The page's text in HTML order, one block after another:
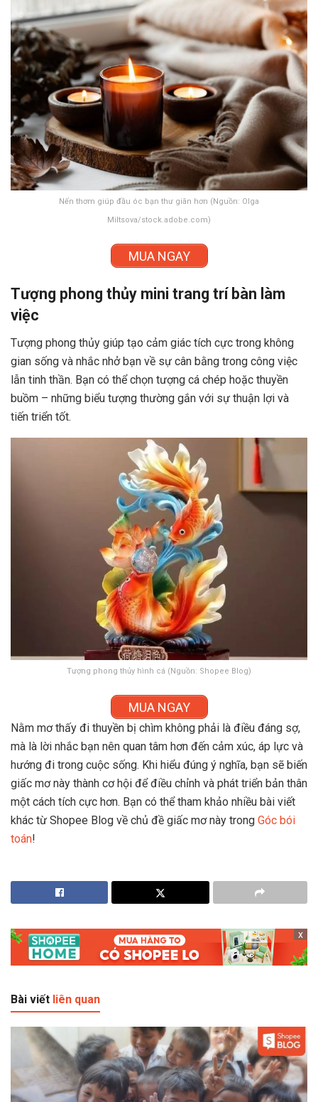
Nến thơm giúp đầu óc bạn thư giãn hơn (Nguồn: Olga
Miltsova/stock.adobe.com)
MUA NGAY
Tượng phong thủy mini trang trí bàn làm
việc
Tượng phong thủy giúp tạo cảm giác tích cực trong không
gian sống và nhắc nhở bạn về sự cân bằng trong công việc
lẫn tinh thần. Bạn có thể chọn tượng cá chép hoặc thuyền
buồm – những biểu tượng thường gắn với sự thuận lợi và
tiến triển tốt.
Tượng phong thủy hình cá (Nguồn: Shopee Blog)
MUA NGAY
Nằm mơ thấy đi thuyền bị chìm không phải là điều đáng sợ,
mà là lời nhắc bạn nên quan tâm hơn đến cảm xúc, áp lực và
hướng đi trong cuộc sống. Khi hiểu đúng ý nghĩa, bạn sẽ biến
giấc mơ này thành cơ hội để điều chỉnh và phát triển bản thân
một cách tích cực hơn. Bạn có thể tham khảo nhiều bài viết
khác từ Shopee Blog về chủ đề giấc mơ này trong Góc bói
toán!
x
Bài viết liên quan
x